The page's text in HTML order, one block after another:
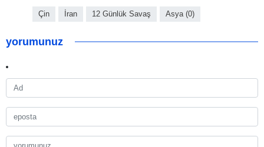
Çin İran 12 Günlük Savaş Asya (0)
yorumunuz